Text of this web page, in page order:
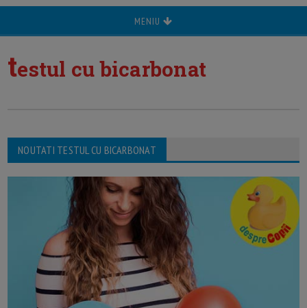
MENIU
testul cu bicarbonat
NOUTATI TESTUL CU BICARBONAT